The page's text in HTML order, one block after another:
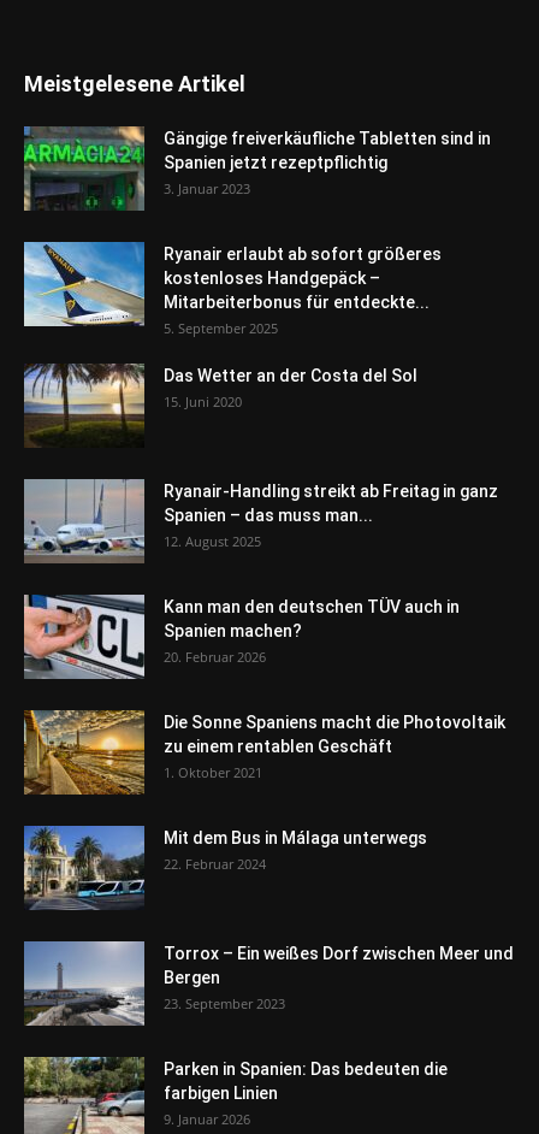
Meistgelesene Artikel
Gängige freiverkäufliche Tabletten sind in
Spanien jetzt rezeptpflichtig
3. Januar 2023
Ryanair erlaubt ab sofort größeres
kostenloses Handgepäck –
Mitarbeiterbonus für entdeckte...
5. September 2025
Das Wetter an der Costa del Sol
15. Juni 2020
Ryanair-Handling streikt ab Freitag in ganz
Spanien – das muss man...
12. August 2025
Kann man den deutschen TÜV auch in
Spanien machen?
20. Februar 2026
Die Sonne Spaniens macht die Photovoltaik
zu einem rentablen Geschäft
1. Oktober 2021
Mit dem Bus in Málaga unterwegs
22. Februar 2024
Torrox – Ein weißes Dorf zwischen Meer und
Bergen
23. September 2023
Parken in Spanien: Das bedeuten die
farbigen Linien
9. Januar 2026